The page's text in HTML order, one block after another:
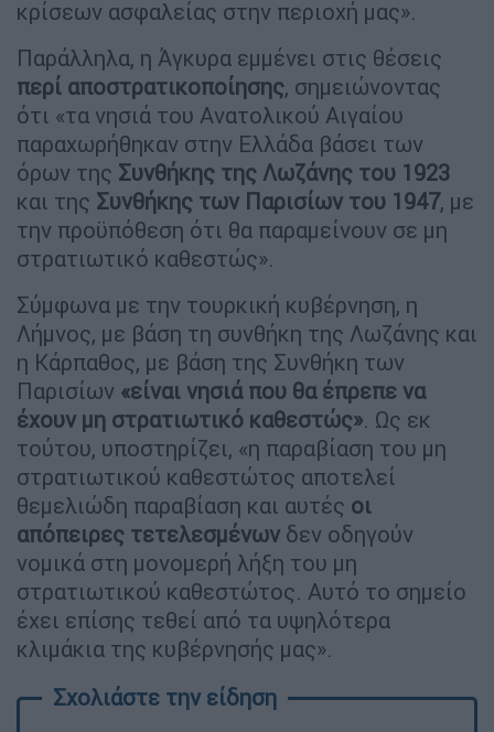
κρίσεων ασφαλείας στην περιοχή μας».
Παράλληλα, η Άγκυρα εμμένει στις θέσεις
περί αποστρατικοποίησης, σημειώνοντας
ότι «τα νησιά του Ανατολικού Αιγαίου
παραχωρήθηκαν στην Ελλάδα βάσει των
όρων της Συνθήκης της Λωζάνης του 1923
και της Συνθήκης των Παρισίων του 1947, με
την προϋπόθεση ότι θα παραμείνουν σε μη
στρατιωτικό καθεστώς».
Σύμφωνα με την τουρκική κυβέρνηση, η
Λήμνος, με βάση τη συνθήκη της Λωζάνης και
η Κάρπαθος, με βάση της Συνθήκη των
Παρισίων «είναι νησιά που θα έπρεπε να
έχουν μη στρατιωτικό καθεστώς». Ως εκ
τούτου, υποστηρίζει, «η παραβίαση του μη
στρατιωτικού καθεστώτος αποτελεί
θεμελιώδη παραβίαση και αυτές οι
απόπειρες τετελεσμένων δεν οδηγούν
νομικά στη μονομερή λήξη του μη
στρατιωτικού καθεστώτος. Αυτό το σημείο
έχει επίσης τεθεί από τα υψηλότερα
κλιμάκια της κυβέρνησής μας».